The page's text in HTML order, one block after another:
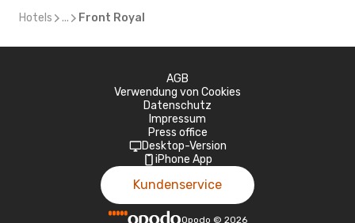
Hotels ... Front Royal
AGB
Verwendung von Cookies
Datenschutz
Impressum
Press office
Desktop-Version
iPhone App
Kundenservice
Opodo © 2026